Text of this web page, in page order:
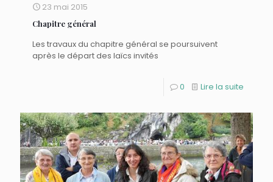
23 mai 2015
Chapitre général
Les travaux du chapitre général se poursuivent
après le départ des laïcs invités
0 Lire la suite